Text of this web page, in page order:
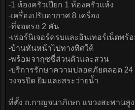
-1 ห้องครัวเปียก 1 ห้องครัวแห้ง
-เครื่องปรับอากาศ 8 เครื่อง
-ที่จอดรถ 2 คัน
-เฟอร์นิเจอร์ครบและอินเทอร์เน็ตพร้
-บ้านหันหน้าไปทางทิศใต้
-พร้อมจากุซซี่ส่วนตัวและสวน
-บริการรักษาความปลอดภัยตลอด 24
วงจรปิด ยิมและสระว่ายน้ำ
ที่ตั้ง ถ.กาญจนาภิเษก แขวงสะพานสูง